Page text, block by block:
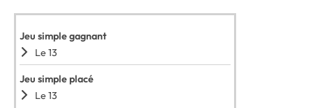
Jeu simple gagnant
Le 13
Jeu simple placé
Le 13